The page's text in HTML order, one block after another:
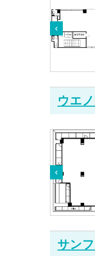
ウエ
サン